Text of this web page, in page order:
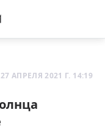
27 АПРЕЛЯ 2021 Г. 14:19